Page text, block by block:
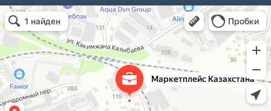
Чукотский АО
Ямало-Ненецкий АО
Ярославская область
Маркетплейс Казахстана
Рекламное агентство в Алматы
Информационное агентство в Алматы